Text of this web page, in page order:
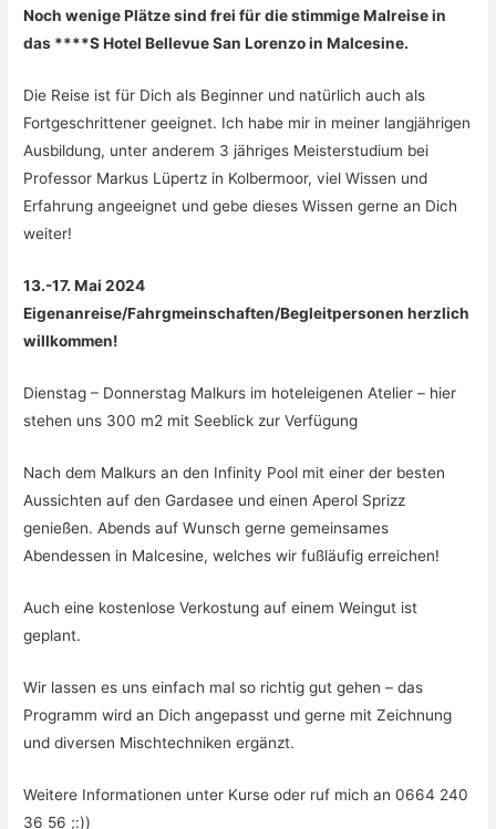
Noch wenige Plätze sind frei für die stimmige Malreise in
das ****S Hotel Bellevue San Lorenzo in Malcesine.
Die Reise ist für Dich als Beginner und natürlich auch als
Fortgeschrittener geeignet. Ich habe mir in meiner langjährigen
Ausbildung, unter anderem 3 jähriges Meisterstudium bei
Professor Markus Lüpertz in Kolbermoor, viel Wissen und
Erfahrung angeeignet und gebe dieses Wissen gerne an Dich
weiter!
13.-17. Mai 2024
Eigenanreise/Fahrgmeinschaften/Begleitpersonen herzlich
willkommen!
Dienstag – Donnerstag Malkurs im hoteleigenen Atelier – hier
stehen uns 300 m2 mit Seeblick zur Verfügung
Nach dem Malkurs an den Infinity Pool mit einer der besten
Aussichten auf den Gardasee und einen Aperol Sprizz
genießen. Abends auf Wunsch gerne gemeinsames
Abendessen in Malcesine, welches wir fußläufig erreichen!
Auch eine kostenlose Verkostung auf einem Weingut ist
geplant.
Wir lassen es uns einfach mal so richtig gut gehen – das
Programm wird an Dich angepasst und gerne mit Zeichnung
und diversen Mischtechniken ergänzt.
Weitere Informationen unter Kurse oder ruf mich an 0664 240
36 56 ;:))